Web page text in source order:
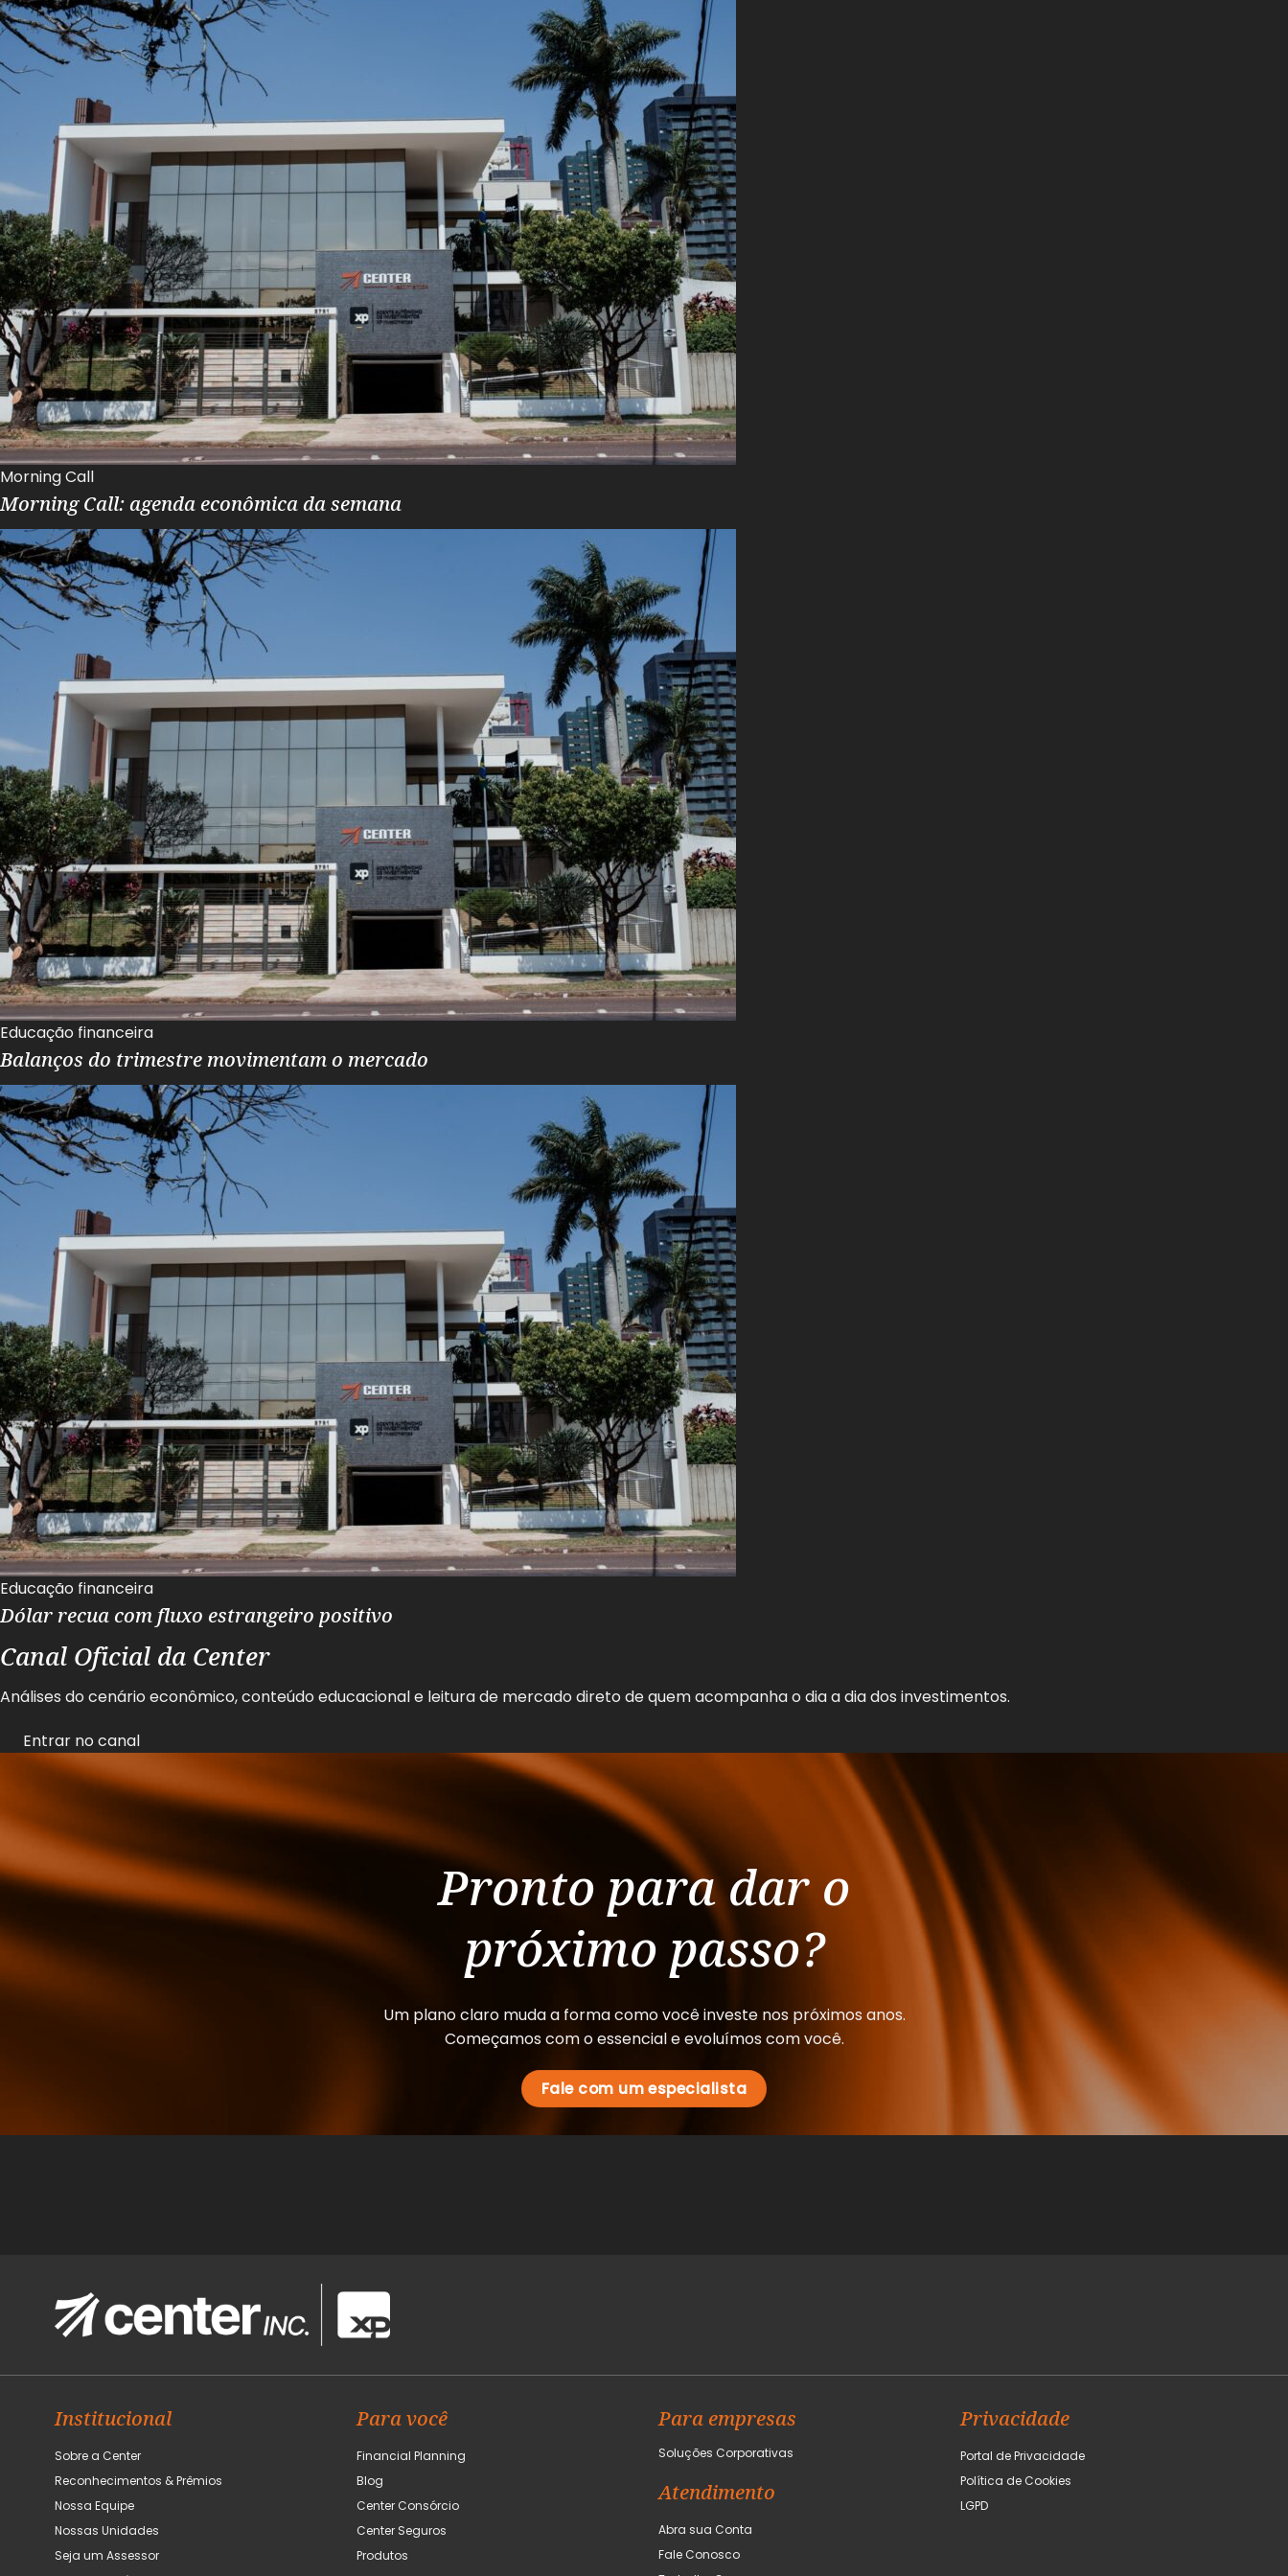
Morning Call
Morning Call: agenda econômica da semana
Educação financeira
Balanços do trimestre movimentam o mercado
Educação financeira
Dólar recua com fluxo estrangeiro positivo
Canal Oficial da Center
Análises do cenário econômico, conteúdo educacional e leitura de mercado direto de quem acompanha o dia a dia dos investimentos.
Entrar no canal
Pronto para dar o
próximo passo?
Um plano claro muda a forma como você investe nos próximos anos.
Começamos com o essencial e evoluímos com você.
Fale com um especialista
Institucional
Sobre a Center
Reconhecimentos & Prêmios
Nossa Equipe
Nossas Unidades
Seja um Assessor
Para você
Financial Planning
Blog
Center Consórcio
Center Seguros
Produtos
Para empresas
Soluções Corporativas
Atendimento
Abra sua Conta
Fale Conosco
Privacidade
Portal de Privacidade
Política de Cookies
LGPD